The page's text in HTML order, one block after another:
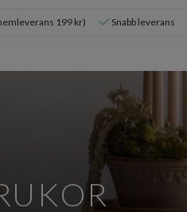
199 kr) Snabb leverans